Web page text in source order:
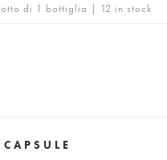
di 1 bottiglia | 12 in stock